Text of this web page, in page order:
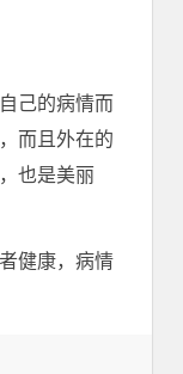
己的病情而
而且外在的
也是美丽
健康，病情